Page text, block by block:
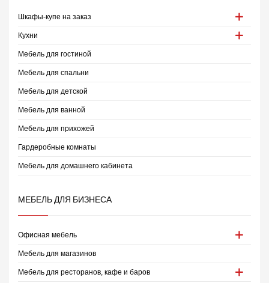
Шкафы-купе на заказ
Кухни
Мебель для гостиной
Мебель для спальни
Мебель для детской
Мебель для ванной
Мебель для прихожей
Гардеробные комнаты
Мебель для домашнего кабинета
МЕБЕЛЬ ДЛЯ БИЗНЕСА
Офисная мебель
Мебель для магазинов
Мебель для ресторанов, кафе и баров